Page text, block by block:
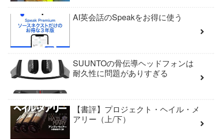
AI英会話のSpeakをお得に使う
SUUNTOの骨伝導ヘッドフォンは
耐久性に問題がありすぎる
【書評】プロジェクト・ヘイル・メ
アリー（上/下）